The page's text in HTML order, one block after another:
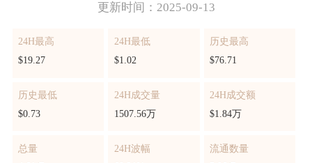
更新时间：2025-09-13
24H最高
$19.27
24H最低
$1.02
历史最高
$76.71
历史最低
$0.73
24H成交量
1507.56万
24H成交额
$1.84万
总量
24H波幅
流通数量